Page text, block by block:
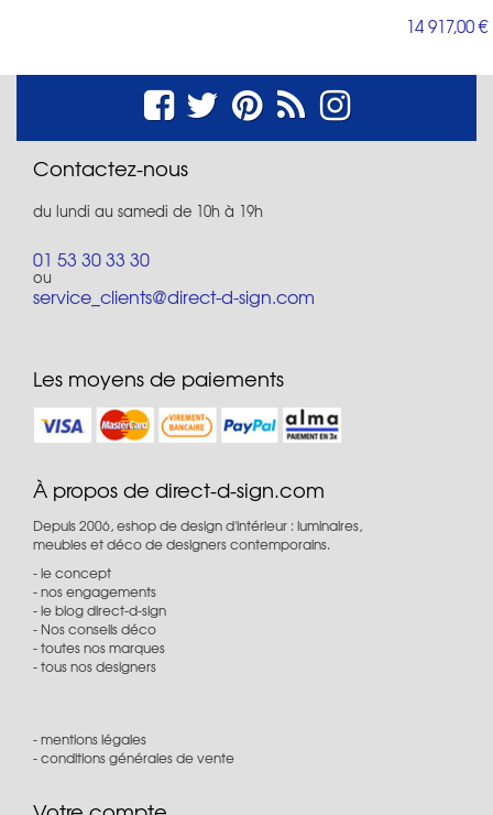
14 917,00 €
Contactez-nous
du lundi au samedi de 10h à 19h
01 53 30 33 30
ou
service_clients@direct-d-sign.com
Les moyens de paiements
À propos de direct-d-sign.com
Depuis 2006, eshop de design d'intérieur : luminaires,
meubles et déco de designers contemporains.
le concept
nos engagements
le blog direct-d-sign
Nos conseils déco
toutes nos marques
tous nos designers
mentions légales
conditions générales de vente